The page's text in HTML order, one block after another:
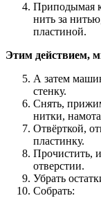
Приподымая
нить за
пластиной.
Этим действием,
А затем
стенку.
Снять,
нитки,
Отвёрткой,
пластинку.
Прочистить,
отверстии.
Убрать
Собрать: